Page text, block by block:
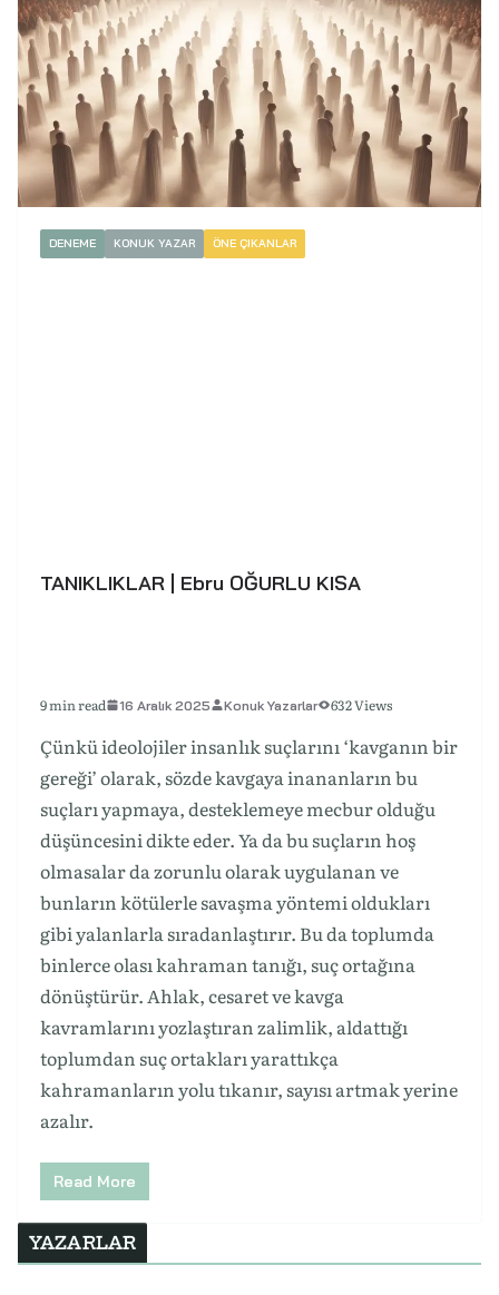
DENEME KONUK YAZAR ÖNE ÇIKANLAR
TANIKLIKLAR | Ebru OĞURLU KISA
9 min read 16 Aralık 2025 Konuk Yazarlar 632 Views
Çünkü ideolojiler insanlık suçlarını ‘kavganın bir
gereği’ olarak, sözde kavgaya inananların bu
suçları yapmaya, desteklemeye mecbur olduğu
düşüncesini dikte eder. Ya da bu suçların hoş
olmasalar da zorunlu olarak uygulanan ve
bunların kötülerle savaşma yöntemi oldukları
gibi yalanlarla sıradanlaştırır. Bu da toplumda
binlerce olası kahraman tanığı, suç ortağına
dönüştürür. Ahlak, cesaret ve kavga
kavramlarını yozlaştıran zalimlik, aldattığı
toplumdan suç ortakları yarattıkça
kahramanların yolu tıkanır, sayısı artmak yerine
azalır.
Read More
YAZARLAR